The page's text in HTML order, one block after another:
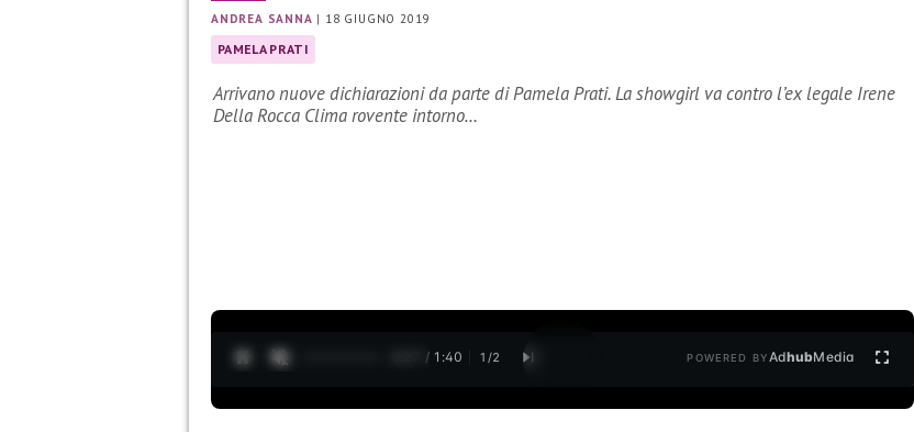
ANDREA SANNA | 18 GIUGNO 2019
PAMELA PRATI
Arrivano nuove dichiarazioni da parte di Pamela Prati. La showgirl va contro l’ex legale Irene
Della Rocca Clima rovente intorno…
0:28 / 1:40 1 /2 POWERED BYAdhubMedia